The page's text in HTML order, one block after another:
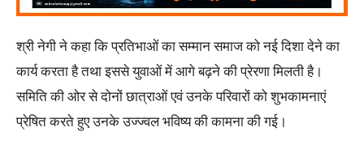
श्री नेगी ने कहा कि प्रतिभाओं का सम्मान समाज को नई दिशा देने का
कार्य करता है तथा इससे युवाओं में आगे बढ़ने की प्रेरणा मिलती है।
समिति की ओर से दोनों छात्राओं एवं उनके परिवारों को शुभकामनाएं
प्रेषित करते हुए उनके उज्ज्वल भविष्य की कामना की गई।